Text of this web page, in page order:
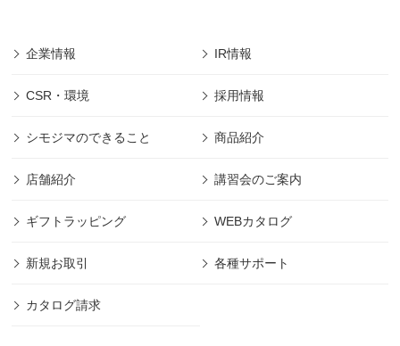
企業情報 IR情報
CSR・環境 採用情報
シモジマのできること 商品紹介
店舗紹介 講習会のご案内
ギフトラッピング WEBカタログ
新規お取引 各種サポート
カタログ請求